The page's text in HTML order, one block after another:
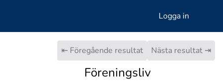
Logga in
⇤ Föregående resultat Nästa resultat ⇥
Föreningsliv